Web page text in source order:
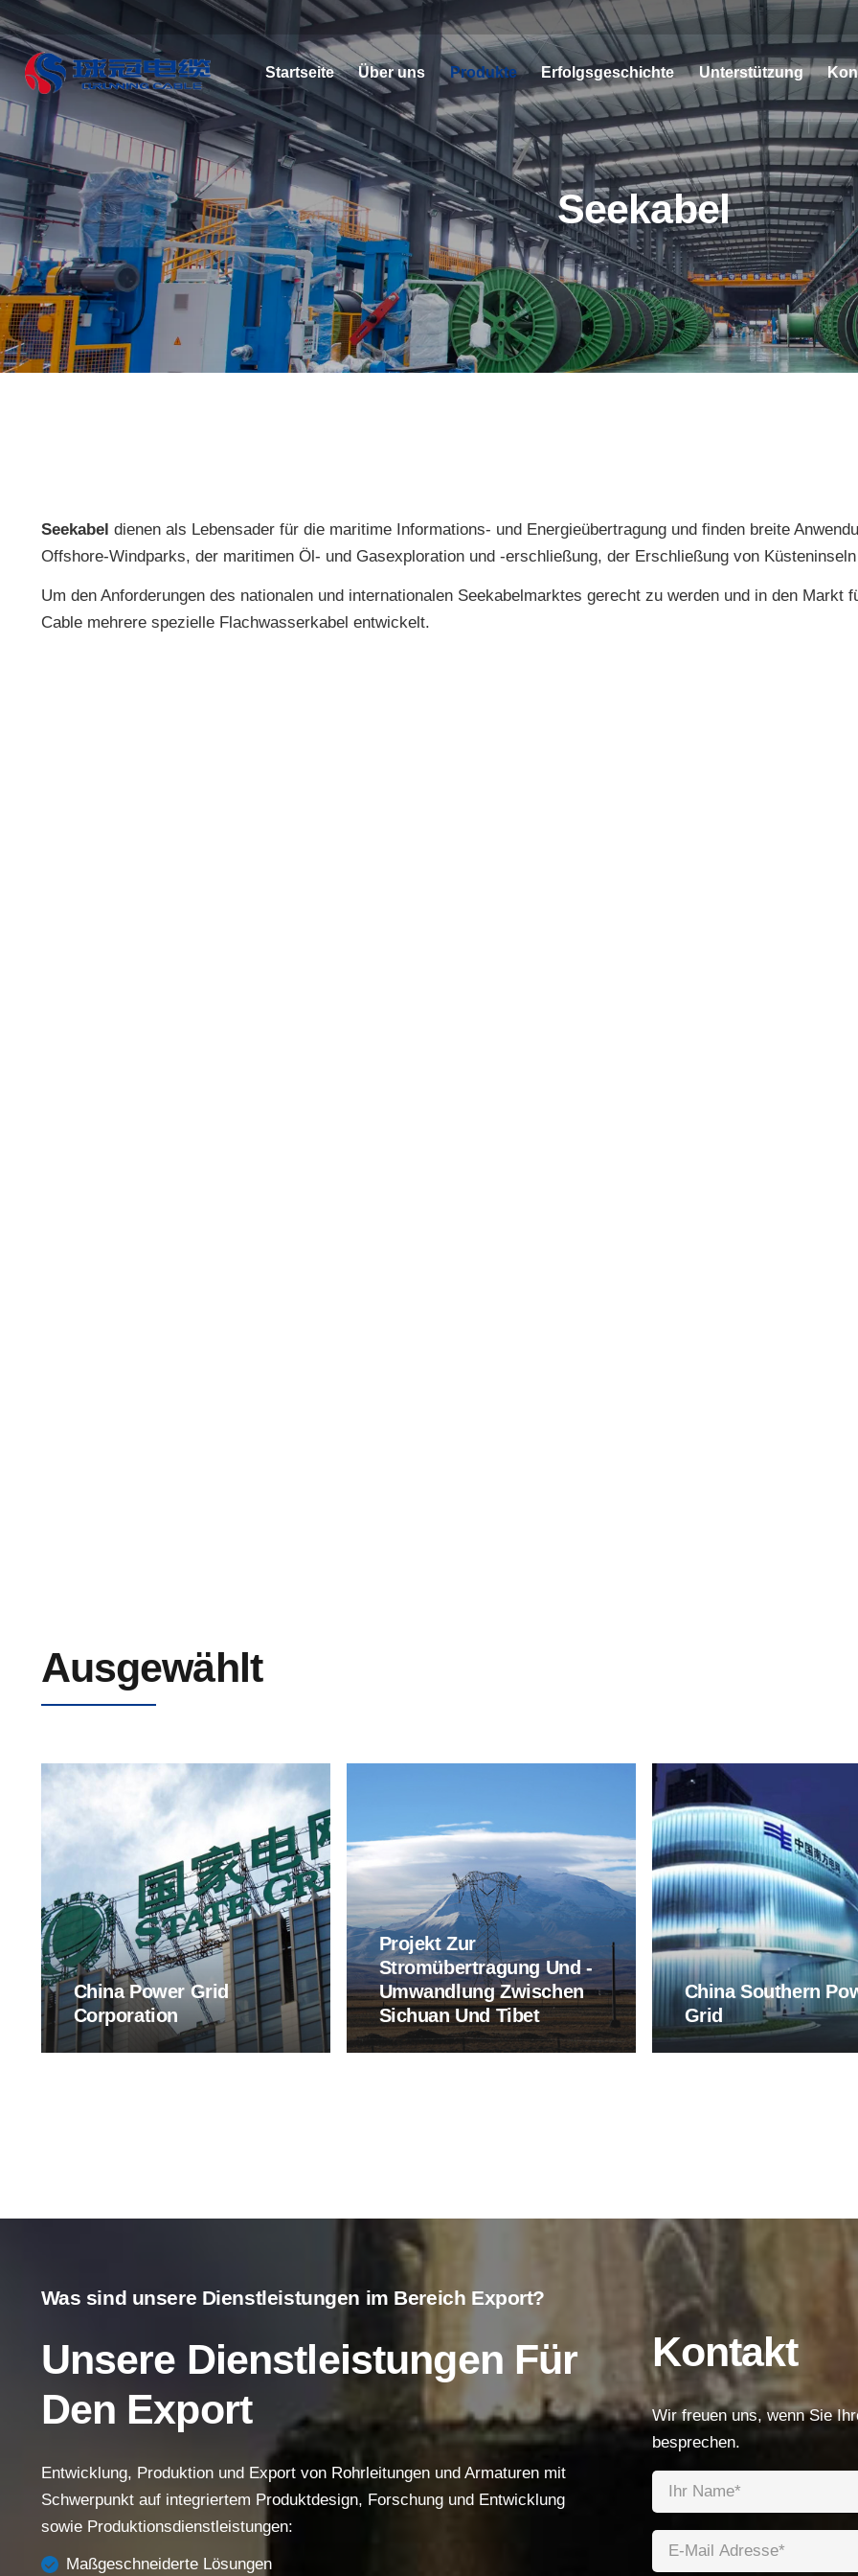
Startseite Über uns Produkte Erfolgsgeschichte Unterstützung
Seekabel
Seekabel dienen als Lebensader für die maritime Informations- und Energieübertragung und finden breite
Offshore-Windparks, der maritimen Öl- und Gasexploration und -erschließung, der Erschließung von
Um den Anforderungen des nationalen und internationalen Seekabelmarktes gerecht zu werden und in den Markt
Cable mehrere spezielle Flachwasserkabel entwickelt.
Ausgewählt
China Power Grid
Corporation
Projekt Zur
Stromübertragung Und -
Umwandlung Zwischen
Sichuan Und Tibet
China Southern
Grid
Was sind unsere Dienstleistungen im Bereich Export?
Unsere Dienstleistungen Für
Den Export
Entwicklung, Produktion und Export von Rohrleitungen und Armaturen mit
Schwerpunkt auf integriertem Produktdesign, Forschung und Entwicklung
sowie Produktionsdienstleistungen:
Maßgeschneiderte Lösungen
Kontakt
Wir freuen uns, wenn Sie
besprechen.
Startseite
Über Uns
Erfolgsgeschichte
Unterstützung
Niederspannungskabel
Mittelspannungskabel
Hochspannungskabel
Steuerkabel
Gepanzertes Kabel